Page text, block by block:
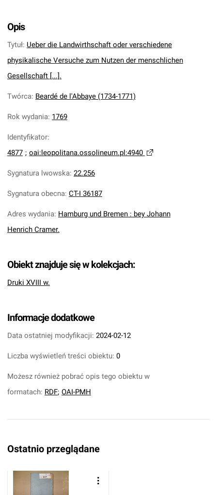
Opis
Tytuł: Ueber die Landwirthschaft oder verschiedene
physikalische Versuche zum Nutzen der menschlichen
Gesellschaft [...].
Twórca: Beardé de l'Abbaye (1734-1771)
Rok wydania: 1769
Identyfikator:
4877 ; oai:leopolitana.ossolineum.pl:4940
Sygnatura lwowska: 22.256
Sygnatura obecna: CT-I 36187
Adres wydania: Hamburg und Bremen : bey Johann
Henrich Cramer.
Obiekt znajduje się w kolekcjach:
Druki XVIII w.
Informacje dodatkowe
Data ostatniej modyfikacji: 2024-02-12
Liczba wyświetleń treści obiektu: 0
Możesz również pobrać opis tego obiektu w
formatach: RDF; OAI-PMH
Ostatnio przeglądane